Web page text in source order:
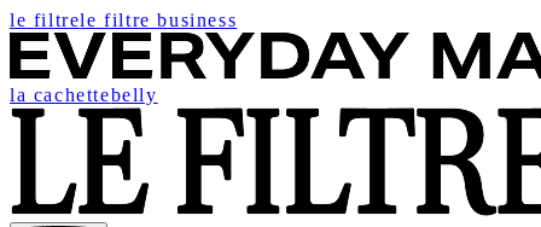
le filtrele filtre business
la cachettebelly